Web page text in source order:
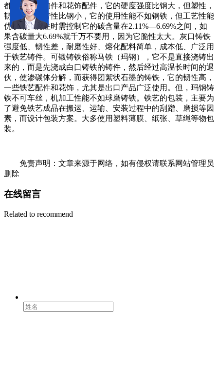
都用于铁艺构件和花饰配件，它的硬度强度比钢大，但塑性，
韧性，抗疲劳性比钢小，它的使用性能不如钢铁，但工艺性能
优于钢。浇注时需控制它的碳含量在2.11%—6.69%之间，如
果含碳量大6.69%就千万不要用，因为它脆性太大。灰口铸铁
强度低、韧性差，耐磨性好、熔化配料简单，成本低、广泛用
于铁艺铸件。可锻铸铁俗称马铁（玛钢），它不是直接浇铸出
来的，而是先浇成白口铸铁的铸件，然后经过高温长时间的退
伙，使渗碳体分解，而获得团絮状石墨的铸铁，它的韧性高，
一些铁艺配件和花饰，尤其是出口产品广泛使用。但，玛钢铸
铁不可车丝，机加工性能不如球磨铸铁。铁艺的包装，主要为
了避免铁艺成品在搬运、运输、安装过程中的刮蹭、磨损等因
素，而设计包装方案。大多使用塑料薄膜、纸张、草绳等物包
装。
免责声明：文章来源于网络，如有侵权请联系网站管理员
删除
在线留言
Related to recommend